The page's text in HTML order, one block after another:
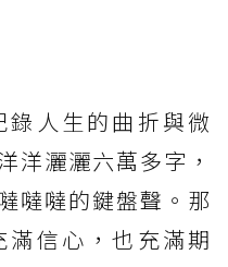
人生的曲折與微
洋灑灑六萬多字，
噠噠的鍵盤聲。那
信心，也充滿期